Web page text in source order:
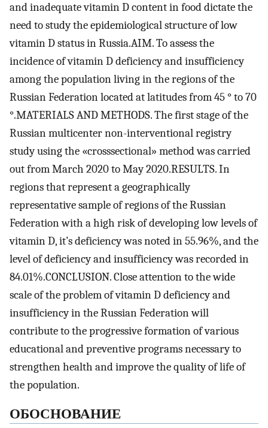
and inadequate vitamin D content in food dictate the
need to study the epidemiological structure of low
vitamin D status in Russia.AIM. To assess the
incidence of vitamin D deficiency and insufficiency
among the population living in the regions of the
Russian Federation located at latitudes from 45 ° to 70
°.MATERIALS AND METHODS. The first stage of the
Russian multicenter non-interventional registry
study using the «crosssectional» method was carried
out from March 2020 to May 2020.RESULTS. In
regions that represent a geographically
representative sample of regions of the Russian
Federation with a high risk of developing low levels of
vitamin D, it’s deficiency was noted in 55.96%, and the
level of deficiency and insufficiency was recorded in
84.01%.CONCLUSION. Close attention to the wide
scale of the problem of vitamin D deficiency and
insufficiency in the Russian Federation will
contribute to the progressive formation of various
educational and preventive programs necessary to
strengthen health and improve the quality of life of
the population.
ОБОСНОВАНИЕ